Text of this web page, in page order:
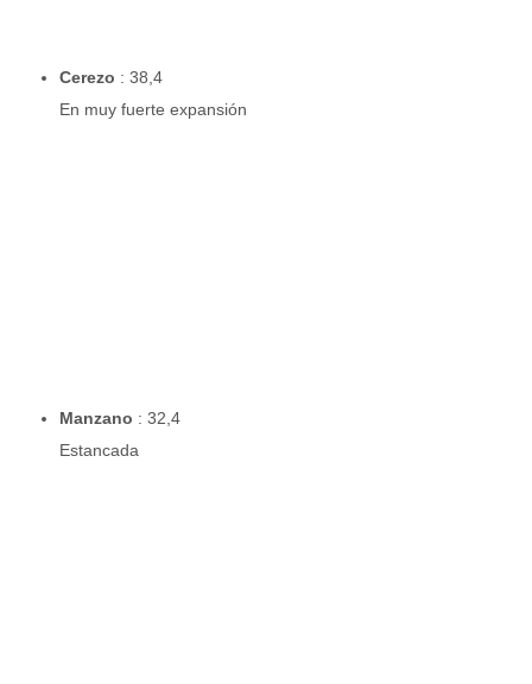
Cerezo : 38,4
En muy fuerte expansión
Manzano : 32,4
Estancada